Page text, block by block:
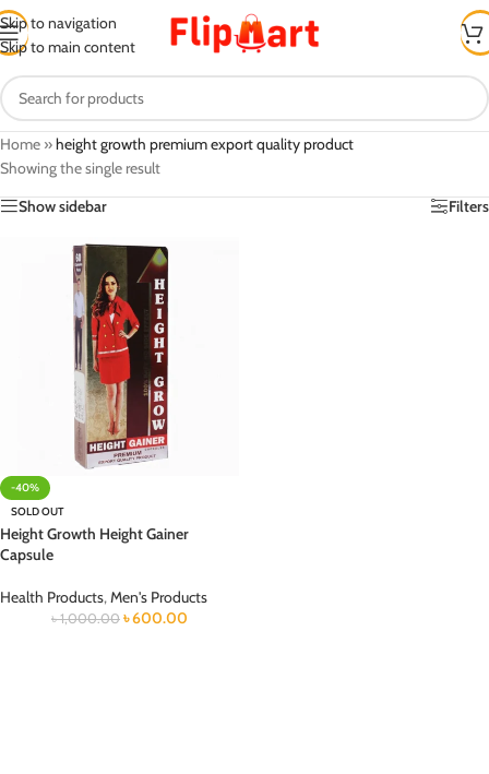
Skip to navigation
Skip to main content
Home »height growth premium export quality product
Showing the single result
Show sidebar
Filters
-40%
SOLD OUT
Height Growth Height Gainer
Capsule
Health Products,Men's Products
৳1,000.00 ৳600.00